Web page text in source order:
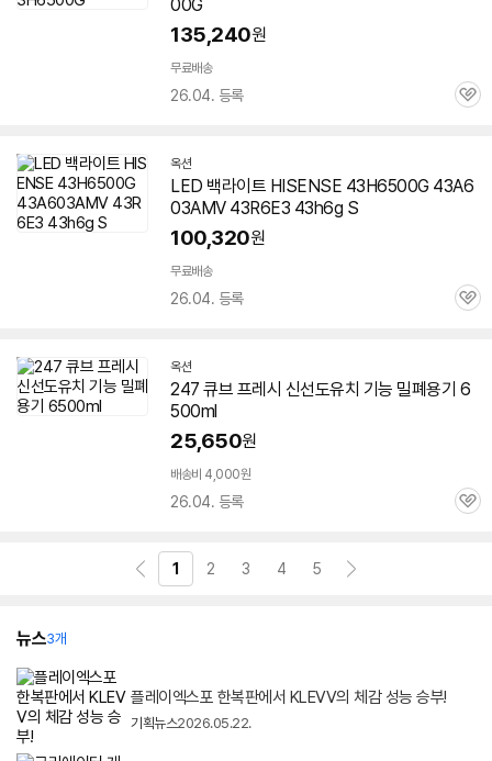
00G
135,240원
무료배송
26.04. 등록
관
옥션
LED 백라이트 HISENSE 43H6500G 43A6
03AMV 43R6E3 43h6g S
100,320원
무료배송
26.04. 등록
관
옥션
247 큐브 프레시 신선도유치 기능 밀폐용기 6
500ml
25,650원
배송비 4,000원
26.04. 등록
관
1 2 3 4 5
뉴스3개
플레이엑스포 한복판에서 KLEVV의 체감 성능 승부!
기획뉴스2026.05.22.